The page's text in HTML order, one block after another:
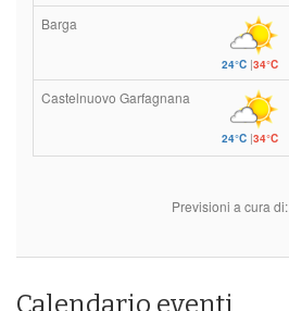
Barga
24°C|34°C
Castelnuovo Garfagnana
24°C|34°C
Previsioni a cura di:
Calendario eventi